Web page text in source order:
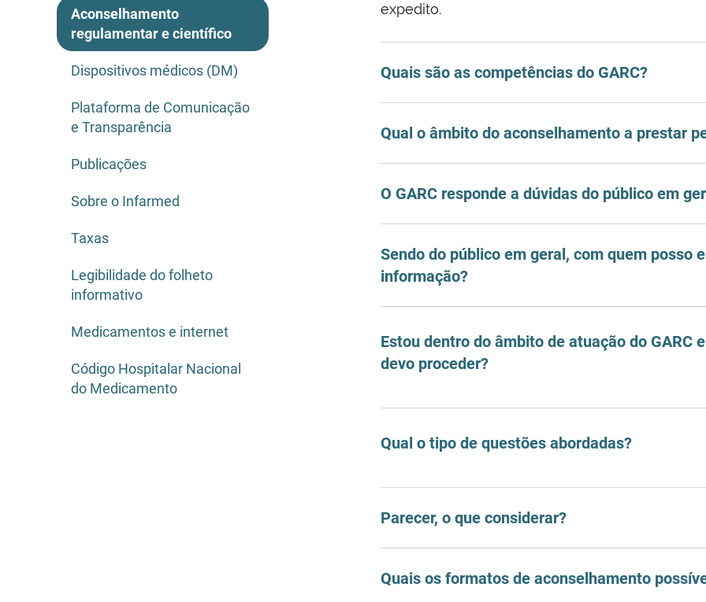
Aconselhamento
regulamentar e científico
Dispositivos médicos (DM)
Plataforma de Comunicação
e Transparência
Publicações
Sobre o Infarmed
Taxas
Legibilidade do folheto
informativo
Medicamentos e internet
Código Hospitalar Nacional
do Medicamento
expedito.
Quais são as competências do GARC?
Qual o âmbito do aconselhamento a prestar
O GARC responde a dúvidas do público em
Sendo do público em geral, com quem posso
informação?
Estou dentro do âmbito de atuação do GARC
devo proceder?
Qual o tipo de questões abordadas?
Parecer, o que considerar?
Quais os formatos de aconselhamento